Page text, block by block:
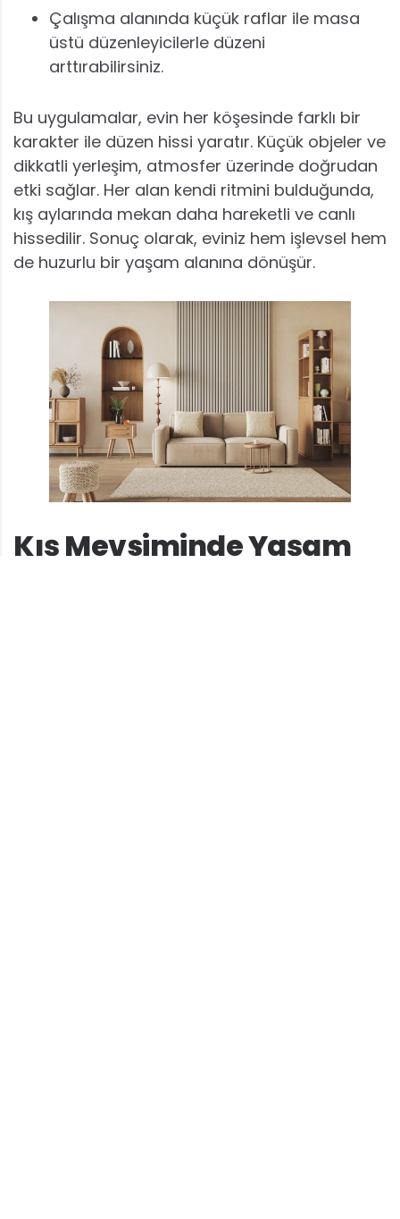
Çalışma alanında küçük raflar ile masa
üstü düzenleyicilerle düzeni
arttırabilirsiniz.
Bu uygulamalar, evin her köşesinde farklı bir
karakter ile düzen hissi yaratır. Küçük objeler ve
dikkatli yerleşim, atmosfer üzerinde doğrudan
etki sağlar. Her alan kendi ritmini bulduğunda,
kış aylarında mekan daha hareketli ve canlı
hissedilir. Sonuç olarak, eviniz hem işlevsel hem
de huzurlu bir yaşam alanına dönüşür.
Kış Mevsiminde Yaşam